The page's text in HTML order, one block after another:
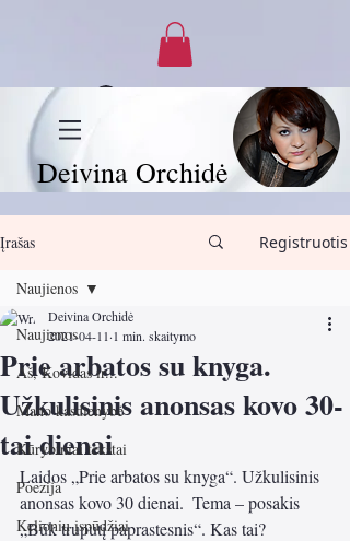
Deivina Orchidė
Įrašas Registruotis
Naujienos
Aš, Kovidas ir...
Mano kasdienybė
Kūrybiniai tekstai
Poezija
Kelionių įspūdžiai
Naujienos
Prie arbatos su knyga.
Užkulisinis anonsas kovo 30-
tai dienai
Deivina Orchidė
2021-04-11 1 min. skaitymo
Laidos „Prie arbatos su knyga“. Užkulisinis
anonsas kovo 30 dienai.  Tema – posakis
„Būk truputį paprastesnis“. Kas tai?